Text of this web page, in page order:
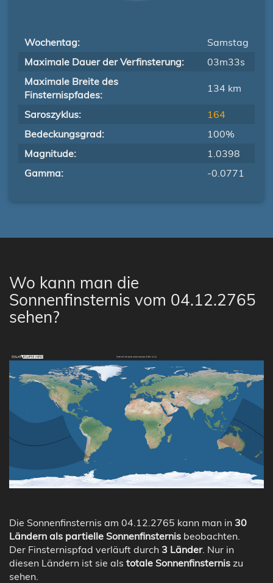
Wochentag:
Samstag
Maximale Dauer der Verfinsterung:
03m33s
Maximale Breite des
Finsternispfades:
134 km
Saroszyklus:
164
Bedeckungsgrad:
100%
Magnitude:
1.0398
Gamma:
-0.0771
Wo kann man die
Sonnenfinsternis vom 04.12.2765
sehen?
Die Sonnenfinsternis am 04.12.2765 kann man in 30
Ländern als partielle Sonnenfinsternis beobachten.
Der Finsternispfad verläuft durch 3 Länder. Nur in
diesen Ländern ist sie als totale Sonnenfinsternis zu
sehen.